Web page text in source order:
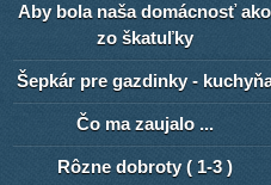
Aby bola naša domácnosť ako
zo škatuľky
Šepkár pre gazdinky -
Čo ma zaujalo ...
Rôzne dobroty ( 1-3 )